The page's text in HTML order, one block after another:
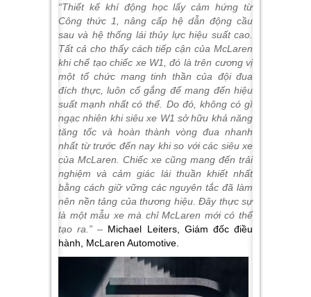
“Thiết kế khí động học lấy cảm hứng từ
Công thức 1, nâng cấp hệ dẫn động cầu
sau và hệ thống lái thủy lực hiệu suất cao
Tất cả cho thấy cách tiếp cận của McLaren
khi chế tạo chiếc xe W1, đó là trên cương vị
một tổ chức mang tinh thần của đội đua
đích thực, luôn cố gắng để mang đến hiệu
suất mạnh nhất có thể. Do đó, không có gì
ngạc nhiên khi siêu xe W1 sở hữu khả năng
tăng tốc và hoàn thành vòng đua nhanh
nhất từ trước đến nay khi so với các siêu xe
của McLaren. Chiếc xe cũng mang đến trải
nghiệm và cảm giác lái thuần khiết nhất
bằng cách giữ vững các nguyên tắc đã làm
nên nền tảng của thương hiệu. Đây thực sự
là một mẫu xe mà chỉ McLaren mới có thể
tạo ra.” – Michael Leiters, Giám đốc điều
hành, McLaren Automotive.